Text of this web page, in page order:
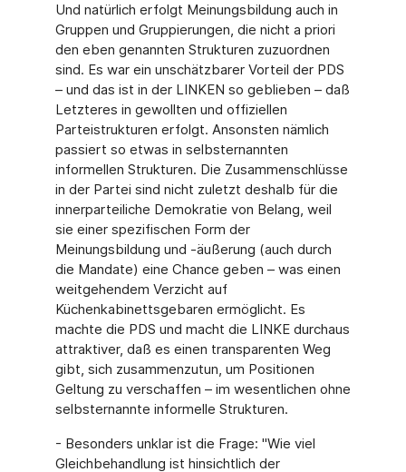
Und natürlich erfolgt Meinungsbildung auch in
Gruppen und Gruppierungen, die nicht a priori
den eben genannten Strukturen zuzuordnen
sind. Es war ein unschätzbarer Vorteil der PDS
– und das ist in der LINKEN so geblieben – daß
Letzteres in gewollten und offiziellen
Parteistrukturen erfolgt. Ansonsten nämlich
passiert so etwas in selbsternannten
informellen Strukturen. Die Zusammenschlüsse
in der Partei sind nicht zuletzt deshalb für die
innerparteiliche Demokratie von Belang, weil
sie einer spezifischen Form der
Meinungsbildung und -äußerung (auch durch
die Mandate) eine Chance geben – was einen
weitgehendem Verzicht auf
Küchenkabinettsgebaren ermöglicht. Es
machte die PDS und macht die LINKE durchaus
attraktiver, daß es einen transparenten Weg
gibt, sich zusammenzutun, um Positionen
Geltung zu verschaffen – im wesentlichen ohne
selbsternannte informelle Strukturen.
- Besonders unklar ist die Frage: "Wie viel
Gleichbehandlung ist hinsichtlich der